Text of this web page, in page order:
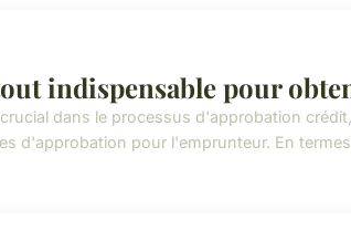
indispensable pour
dans le processus d'approbation
d'approbation pour l'emprunteur. En